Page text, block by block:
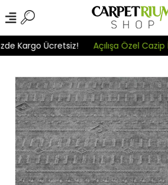
Ücretsiz! Açılışa Özel Cazip